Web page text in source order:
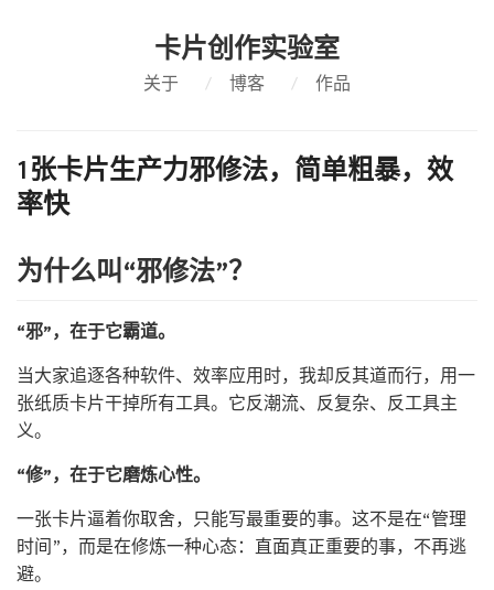
卡片创作实验室
关于 / 博客 / 作品
1张卡片生产力邪修法，简单粗暴，效
率快
为什么叫“邪修法”？
“邪”，在于它霸道。
当大家追逐各种软件、效率应用时，我却反其道而行，用一
张纸质卡片干掉所有工具。它反潮流、反复杂、反工具主
义。
“修”，在于它磨炼心性。
一张卡片逼着你取舍，只能写最重要的事。这不是在“管理
时间”，而是在修炼一种心态：直面真正重要的事，不再逃
避。